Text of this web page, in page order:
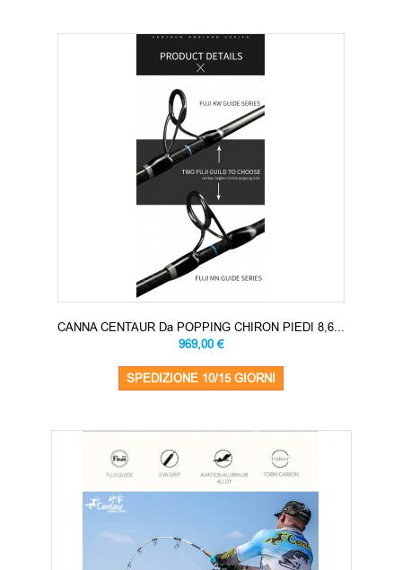
CANNA CENTAUR Da POPPING CHIRON PIEDI 8,6...
969,00 €
SPEDIZIONE 10/15 GIORNI